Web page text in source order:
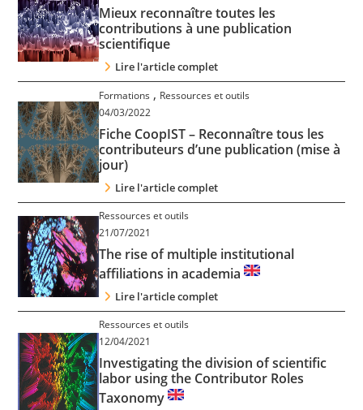
Mieux reconnaître toutes les
contributions à une publication
scientifique
Lire l'article complet
Formations , Ressources et outils
04/03/2022
Fiche CoopIST – Reconnaître tous les
contributeurs d’une publication (mise à
jour)
Lire l'article complet
Ressources et outils
21/07/2021
The rise of multiple institutional
affiliations in academia
Lire l'article complet
Ressources et outils
12/04/2021
Investigating the division of scientific
labor using the Contributor Roles
Taxonomy